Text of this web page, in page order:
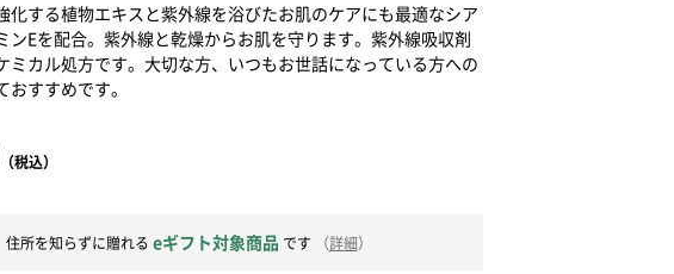
化する植物エキスと紫外線を浴びたお肌のケアにも最適なシア
ンEを配合。紫外線と乾燥からお肌を守ります。紫外線吸収剤
ミカル処方です。大切な方、いつもお世話になっている方への
すすめです。
（税込）
住所を知らずに贈れる eギフト対象商品 です （詳細）